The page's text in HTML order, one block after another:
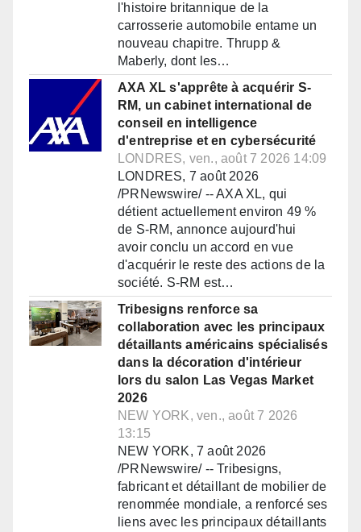
l'histoire britannique de la
carrosserie automobile entame un
nouveau chapitre. Thrupp &
Maberly, dont les…
AXA XL s'apprête à acquérir S-
RM, un cabinet international de
conseil en intelligence
d'entreprise et en cybersécurité
LONDRES, ven., août 7 2026 14:09
LONDRES, 7 août 2026
/PRNewswire/ -- AXA XL, qui
détient actuellement environ 49 %
de S-RM, annonce aujourd'hui
avoir conclu un accord en vue
d'acquérir le reste des actions de la
société. S-RM est…
Tribesigns renforce sa
collaboration avec les principaux
détaillants américains spécialisés
dans la décoration d'intérieur
lors du salon Las Vegas Market
2026
NEW YORK, ven., août 7 2026
13:15
NEW YORK, 7 août 2026
/PRNewswire/ -- Tribesigns,
fabricant et détaillant de mobilier de
renommée mondiale, a renforcé ses
liens avec les principaux détaillants